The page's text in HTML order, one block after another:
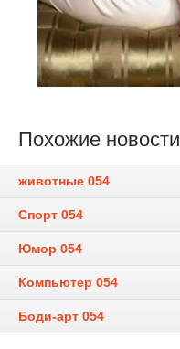
Похожие новости
животные 054
Спорт 054
Юмор 054
Компьютер 054
Боди-арт 054